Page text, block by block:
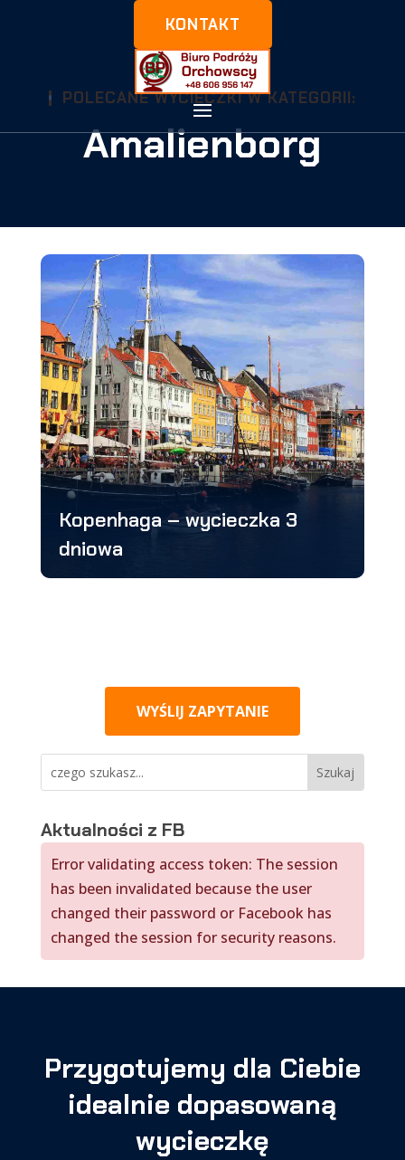
KONTAKT
POLECANE WYCIECZKI W KATEGORII:
Amalienborg
Kopenhaga – wycieczka 3
dniowa
WYŚLIJ ZAPYTANIE
Aktualności z FB
Error validating access token: The session
has been invalidated because the user
changed their password or Facebook has
changed the session for security reasons.
Przygotujemy dla Ciebie
idealnie dopasowaną
wycieczkę